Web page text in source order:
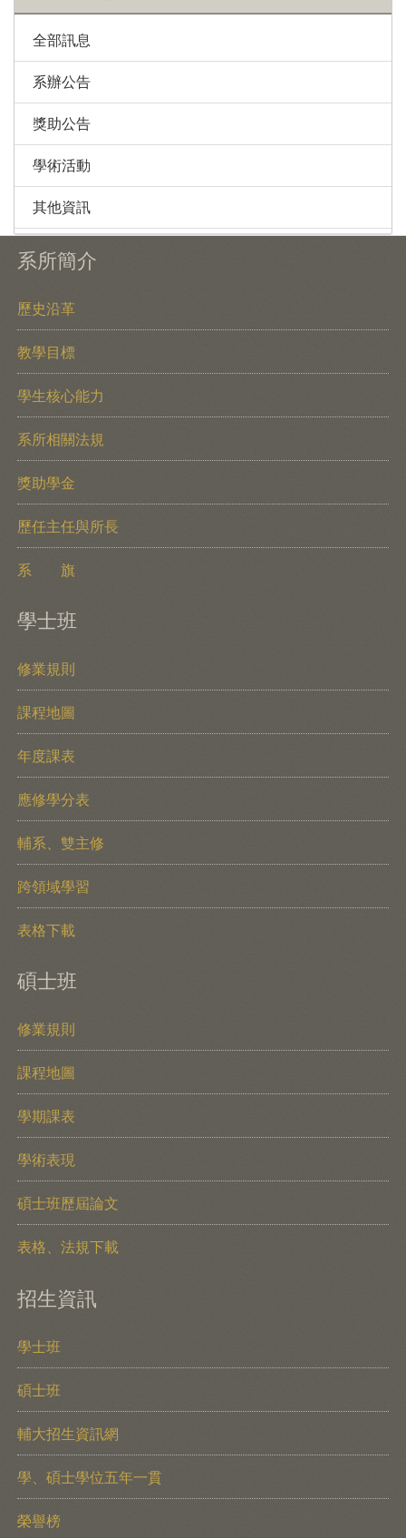
全部訊息
系辦公告
獎助公告
學術活動
其他資訊
系所簡介
歷史沿革
教學目標
學生核心能力
系所相關法規
獎助學金
歷任主任與所長
系 旗
學士班
修業規則
課程地圖
年度課表
應修學分表
輔系、雙主修
跨領域學習
表格下載
碩士班
修業規則
課程地圖
學期課表
學術表現
碩士班歷屆論文
表格、法規下載
招生資訊
學士班
碩士班
輔大招生資訊網
學、碩士學位五年一貫
榮譽榜